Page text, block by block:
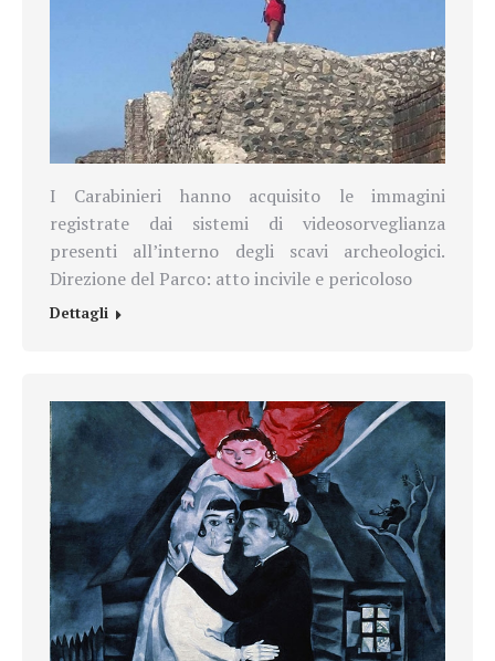
I Carabinieri hanno acquisito le immagini
registrate dai sistemi di videosorveglianza
presenti all’interno degli scavi archeologici.
Direzione del Parco: atto incivile e pericoloso
Dettagli